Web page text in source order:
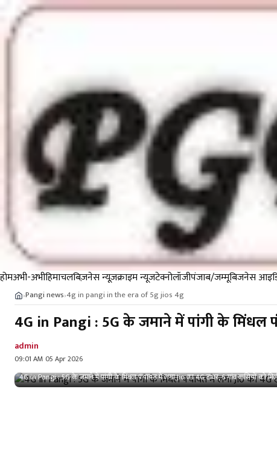
होमअभी-अभीहिमाचलबिज़नेस न्यूज़क्राइम न्यूजटेक्नोलॉजीपंजाब/जम्मूबिजनेस
›Pangi news›4g in pangi in the era of 5g jios 4g
4G in Pangi : 5G के जमाने में पांगी के मिंधल
admin
09:01 AM 05 Apr 2026
4G in Pangi : 5G के जमाने में पांगी के मिंधल पंचायत में लगा Jio का 4G टावर, 6 गांव वासियों को